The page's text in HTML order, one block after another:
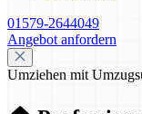
01579-2644049
Angebot anfordern
Umziehen mit